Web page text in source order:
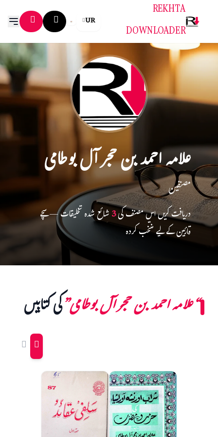
REKHTA
DOWNLOADER
UR
علامہ احمد بن حجر آل بوطامی
مصنفین
دریافت کریں اس مصنف کی3شائع شدہ تخلیقات — سچے
قارئین کے لیے منتخب کردہ
“علامہ احمد بن حجر آل بوطامی”کی کتابیں